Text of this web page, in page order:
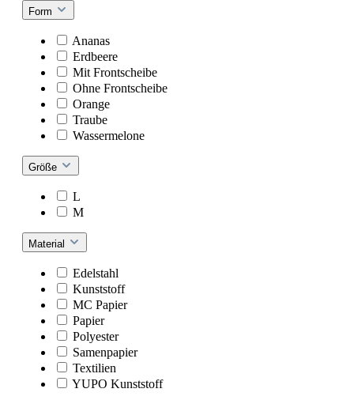
Form
Ananas
Erdbeere
Mit Frontscheibe
Ohne Frontscheibe
Orange
Traube
Wassermelone
Größe
L
M
Material
Edelstahl
Kunststoff
MC Papier
Papier
Polyester
Samenpapier
Textilien
YUPO Kunststoff